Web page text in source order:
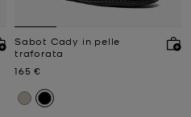
Sabot Cady in pelle
traforata
Prezzo attuale
165 €